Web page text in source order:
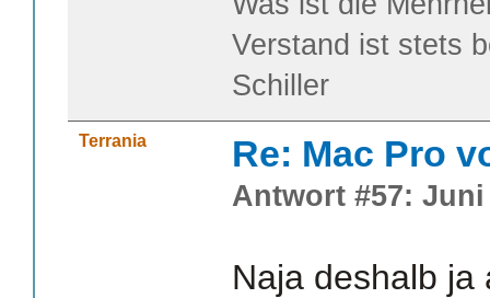
Verstand ist stets
Schiller
Terrania Re: Mac Pro
Antwort #57: Juni
Naja deshalb